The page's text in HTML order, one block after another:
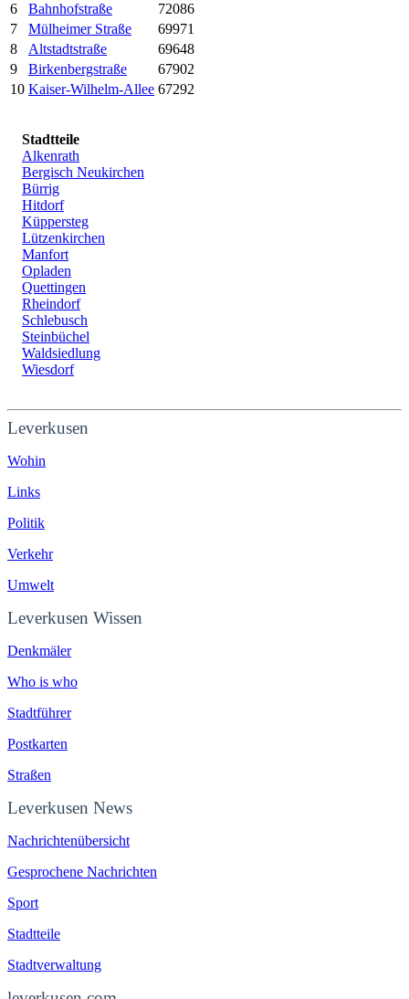
6
Bahnhofstraße
72086
7
Mülheimer Straße
69971
8
Altstadtstraße
69648
9
Birkenbergstraße
67902
10 Kaiser-Wilhelm-Allee 67292
Stadtteile
Alkenrath
Bergisch Neukirchen
Bürrig
Hitdorf
Küppersteg
Lützenkirchen
Manfort
Opladen
Quettingen
Rheindorf
Schlebusch
Steinbüchel
Waldsiedlung
Wiesdorf
Leverkusen
Wohin
Links
Politik
Verkehr
Umwelt
Leverkusen Wissen
Denkmäler
Who is who
Stadtführer
Postkarten
Straßen
Leverkusen News
Nachrichtenübersicht
Gesprochene Nachrichten
Sport
Stadtteile
Stadtverwaltung